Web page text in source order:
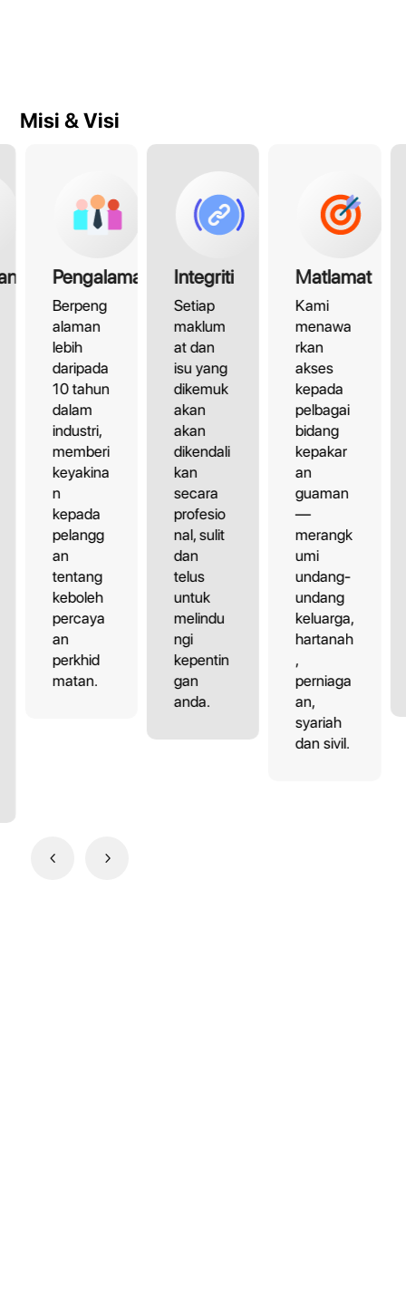
Misi & Visi
Pengalaman
Berpeng
alaman
lebih
daripada
10 tahun
dalam
industri,
memberi
keyakina
n
kepada
pelangg
an
tentang
keboleh
percaya
an
perkhid
matan.
Integriti
Setiap
maklum
at dan
isu yang
dikemuk
akan
akan
dikendali
kan
secara
profesio
nal, sulit
dan
telus
untuk
melindu
ngi
kepentin
gan
anda.
Matlamat
Kami
menawa
rkan
akses
kepada
pelbagai
bidang
kepakar
an
guaman
—
merangk
umi
undang-
undang
keluarga,
hartanah
,
perniaga
an,
syariah
dan sivil.
4 5